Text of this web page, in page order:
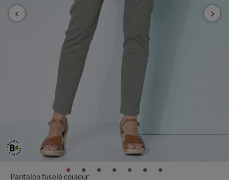
Pantalon fuselé couleur